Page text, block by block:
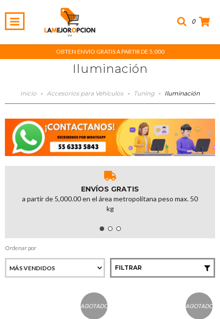
0
OBTEN ENVIO GRATIS A PARTIR DE 5,000
Iluminación
Inicio - Accesorios para Vehículos - Tuning - Iluminación
ENVÍOS GRATIS
a partir de 5,000.00 en el área metropolitana peso max. 50
kg
Ordenar por
FILTRAR
AGOTADO AGOTADO